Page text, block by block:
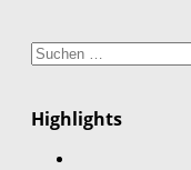
Suchen
nach:
Highlights